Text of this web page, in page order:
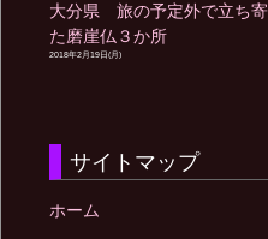
大分県 旅の予定外で立ち
た磨崖仏３か所
2018年2月19日(月)
サイトマップ
ホーム